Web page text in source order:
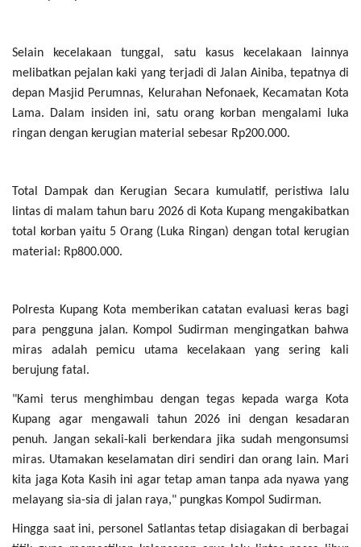
Selain kecelakaan tunggal, satu kasus kecelakaan lainnya
melibatkan pejalan kaki yang terjadi di Jalan Ainiba, tepatnya di
depan Masjid Perumnas, Kelurahan Nefonaek, Kecamatan Kota
Lama. Dalam insiden ini, satu orang korban mengalami luka
ringan dengan kerugian material sebesar Rp200.000.
Total Dampak dan Kerugian Secara kumulatif, peristiwa lalu
lintas di malam tahun baru 2026 di Kota Kupang mengakibatkan
total korban yaitu 5 Orang (Luka Ringan) dengan total kerugian
material: Rp800.000.
Polresta Kupang Kota memberikan catatan evaluasi keras bagi
para pengguna jalan. Kompol Sudirman mengingatkan bahwa
miras adalah pemicu utama kecelakaan yang sering kali
berujung fatal.
"Kami terus menghimbau dengan tegas kepada warga Kota
Kupang agar mengawali tahun 2026 ini dengan kesadaran
penuh. Jangan sekali-kali berkendara jika sudah mengonsumsi
miras. Utamakan keselamatan diri sendiri dan orang lain. Mari
kita jaga Kota Kasih ini agar tetap aman tanpa ada nyawa yang
melayang sia-sia di jalan raya," pungkas Kompol Sudirman.
Hingga saat ini, personel Satlantas tetap disiagakan di berbagai